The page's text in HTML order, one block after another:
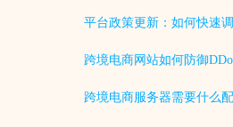
平台政策更新：如何快速
跨境电商网站如何防御
跨境电商服务器需要什么